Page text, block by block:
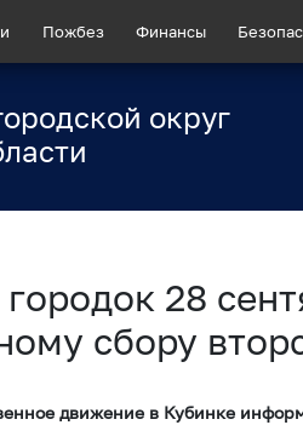
Пожбез Финансы
округ
28
сбору
движение в Кубинке